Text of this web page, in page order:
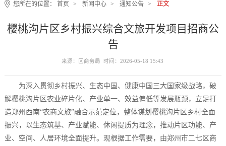
您所在的位置： 首页 新闻中心 通知公告 正文
樱桃沟片区乡村振兴综合文旅开发项目招商公
告
来源：区商务局 时间：2026-05-18 15:43
为深入贯彻乡村振兴、生态中国、健康中国三大国家级战略，破
解樱桃沟片区农业碎片化、产业单一、效益偏低等发展瓶颈，立足打
造郑州西南“农商文旅”融合示范定位，整体谋划樱桃沟片区乡村全面
振兴，以生态筑基、产业赋能、休闲提质为理念，推动片区功能、产
业、空间、人居环境全面提升。现根据工作需要，由郑州市二七区商